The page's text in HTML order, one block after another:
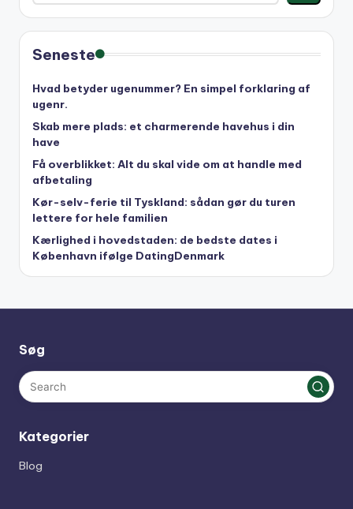
Seneste
Hvad betyder ugenummer? En simpel forklaring af
ugenr.
Skab mere plads: et charmerende havehus i din
have
Få overblikket: Alt du skal vide om at handle med
afbetaling
Kør-selv-ferie til Tyskland: sådan gør du turen
lettere for hele familien
Kærlighed i hovedstaden: de bedste dates i
København ifølge DatingDenmark
Søg
Kategorier
Blog